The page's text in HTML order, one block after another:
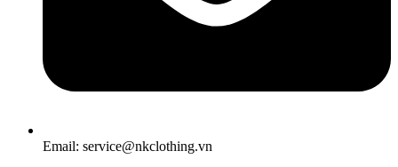
Email: service@nkclothing.vn